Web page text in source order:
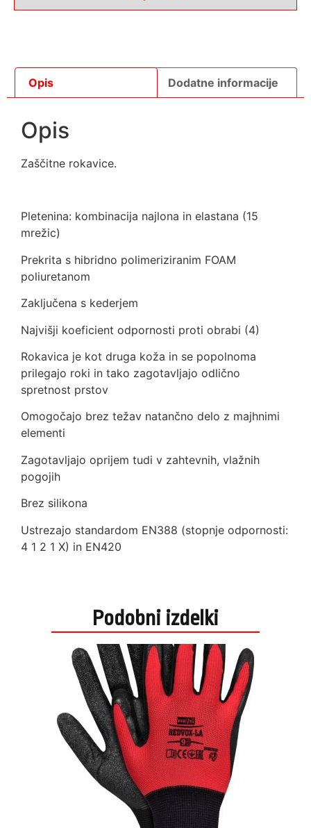
Opis Dodatne informacije
Opis
Zaščitne rokavice.
Pletenina: kombinacija najlona in elastana (15
mrežic)
Prekrita s hibridno polimeriziranim FOAM
poliuretanom
Zaključena s kederjem
Najvišji koeficient odpornosti proti obrabi (4)
Rokavica je kot druga koža in se popolnoma
prilegajo roki in tako zagotavljajo odlično
spretnost prstov
Omogočajo brez težav natančno delo z majhnimi
elementi
Zagotavljajo oprijem tudi v zahtevnih, vlažnih
pogojih
Brez silikona
Ustrezajo standardom EN388 (stopnje odpornosti:
4 1 2 1 X) in EN420
Podobni izdelki